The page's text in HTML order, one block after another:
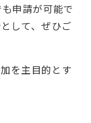
申請が可能で
して、ぜひご
を主目的とす